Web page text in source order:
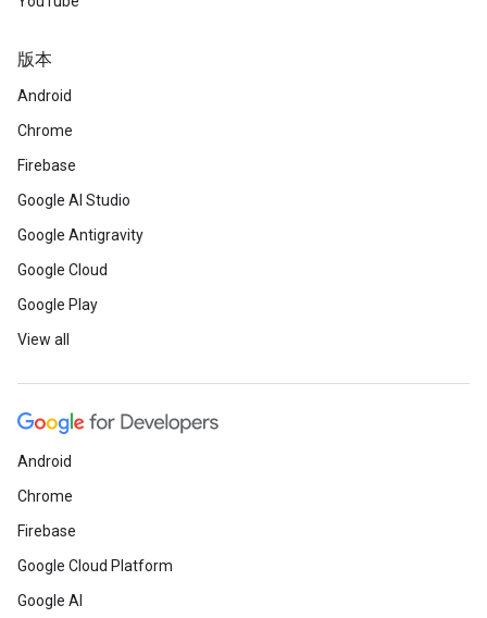
版本
Android
Chrome
Firebase
Google AI Studio
Google Antigravity
Google Cloud
Google Play
View all
Android
Chrome
Firebase
Google Cloud Platform
Google AI